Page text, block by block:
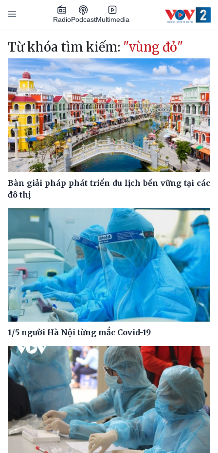
Nhảy đến nội dung
RadioPodcastMultimedia
Main navigation
Từ khóa tìm kiếm: "vùng đỏ"
Bàn giải pháp phát triển du lịch bền vững tại các
đô thị
1/5 người Hà Nội từng mắc Covid-19